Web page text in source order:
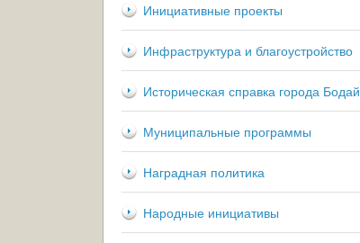
Инициативные проекты
Инфраструктура и благоустройство
Историческая справка города
Муниципальные программы
Наградная политика
Народные инициативы